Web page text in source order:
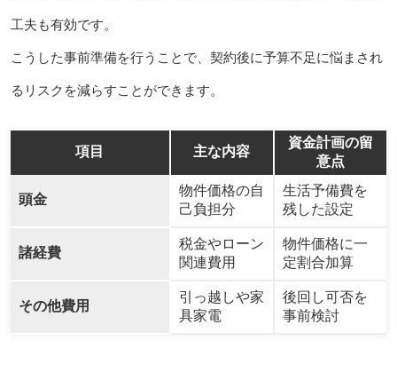
工夫も有効です。
こうした事前準備を行うことで、契約後に予算不足に悩まされ
るリスクを減らすことができます。
項目 主な内容
資金計画の留
意点
頭金
物件価格の自
己負担分
生活予備費を
残した設定
諸経費
税金やローン
関連費用
物件価格に一
定割合加算
その他費用
引っ越しや家
具家電
後回し可否を
事前検討